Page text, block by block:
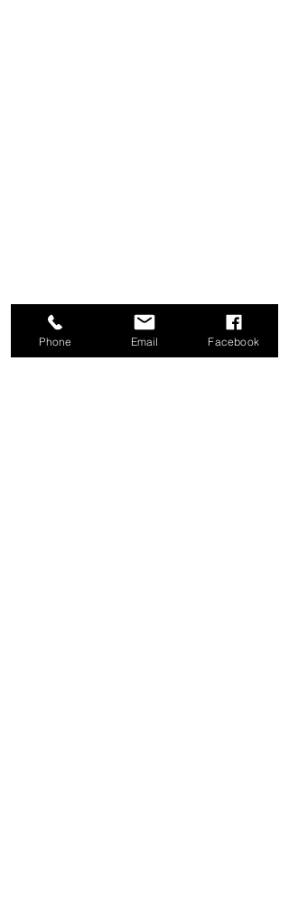
Phone Email Facebook